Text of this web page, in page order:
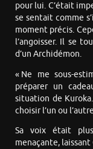
pour lui. C’était
se sentait comme
moment précis.
l’angoisser. Il se
d’un Archidémon.
« Ne me sous-
préparer un
situation de
choisir l’un ou
Sa voix était
menaçante,